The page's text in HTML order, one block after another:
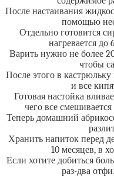
После настаивания
помощью
Отдельно готовится
нагревается до
Варить нужно не более
чтобы
После этого в
и все
Готовая настойка
чего все
Теперь домашний
Хранить напиток перед
10 месяцев, в
Если хотите добиться
раз-два